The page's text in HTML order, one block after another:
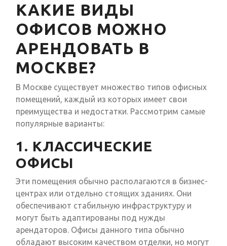
КАКИЕ ВИДЫ
ОФИСОВ МОЖНО
АРЕНДОВАТЬ В
МОСКВЕ?
В Москве существует множество типов офисных
помещений, каждый из которых имеет свои
преимущества и недостатки. Рассмотрим самые
популярные варианты:
1. КЛАССИЧЕСКИЕ
ОФИСЫ
Эти помещения обычно располагаются в бизнес-
центрах или отдельно стоящих зданиях. Они
обеспечивают стабильную инфраструктуру и
могут быть адаптированы под нужды
арендаторов. Офисы данного типа обычно
обладают высоким качеством отделки, но могут